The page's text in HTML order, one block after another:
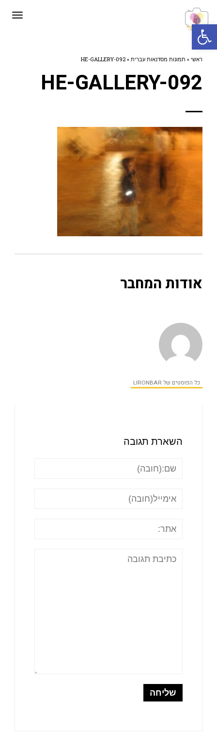
פתח סרגל נגישות
ראשי » תמונות מסדנאות עברית »
HE-GALLERY-092
HE-GALLERY-092
אודות המחבר
כל הפוסטים של LIRONBAR
השארת תגובה